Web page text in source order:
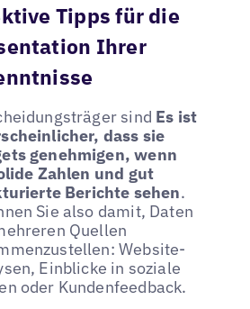
Tipps für die
Ihrer
sind Es ist
dass sie
genehmigen, wenn
Zahlen und gut
Berichte sehen.
Sie also damit, Daten
Quellen
Website-
Einblicke in soziale
oder Kundenfeedback.